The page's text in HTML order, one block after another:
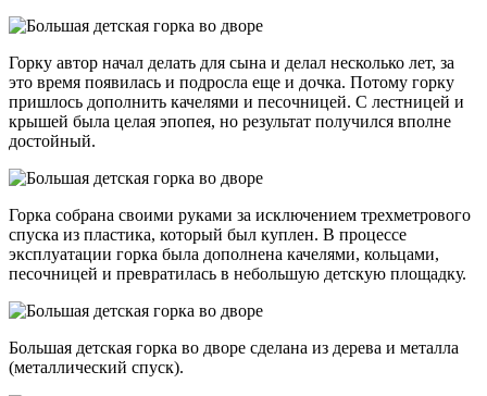
Горку автор начал делать для сына и делал несколько лет, за
это время появилась и подросла еще и дочка. Потому горку
пришлось дополнить качелями и песочницей. С лестницей и
крышей была целая эпопея, но результат получился вполне
достойный.
Горка собрана своими руками за исключением трехметрового
спуска из пластика, который был куплен. В процессе
эксплуатации горка была дополнена качелями, кольцами,
песочницей и превратилась в небольшую детскую площадку.
Большая детская горка во дворе сделана из дерева и металла
(металлический спуск).